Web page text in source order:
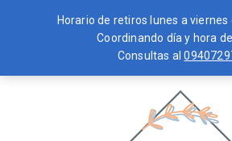
Horario de retiros lunes a viernes
Coordinando día y hora
Consultas al
to